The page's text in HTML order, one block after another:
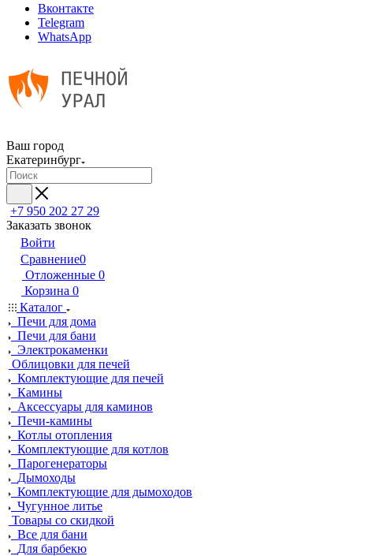
Вконтакте
Telegram
WhatsApp
Ваш город
Екатеринбург
+7 950 202 27 29
Заказать звонок
Войти
Сравнение0
Отложенные 0
Корзина 0
Каталог
Печи для дома
Печи для бани
Электрокаменки
Облицовки для печей
Комплектующие для печей
Камины
Аксессуары для каминов
Печи-камины
Котлы отопления
Комплектующие для котлов
Парогенераторы
Дымоходы
Комплектующие для дымоходов
Чугунное литье
Товары со скидкой
Все для бани
Для барбекю